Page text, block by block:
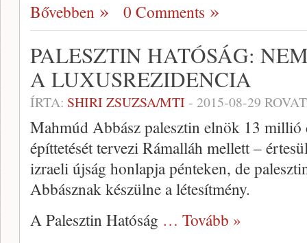
Bővebben 0 Comments
PALESZTIN HATÓSÁG:
A LUXUSREZIDENCIA
ÍRTA: SHIRI ZSUZSA/MTI - 2015-08-29
Mahmúd Abbász palesztin elnök 13
építtetését tervezi Rámalláh mellett –
izraeli újság honlapja pénteken, de
Abbásznak készülne a létesítmény.
A Palesztin Hatóság … Tovább »